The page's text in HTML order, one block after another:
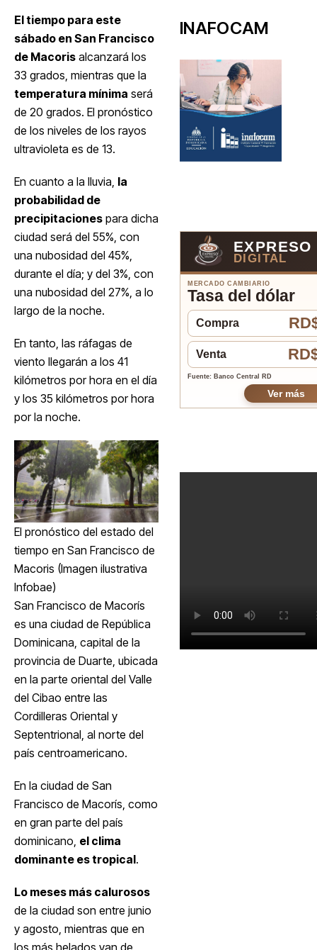
El tiempo para este
sábado en San Francisco
de Macoris alcanzará los
33 grados, mientras que la
temperatura mínima será
de 20 grados. El pronóstico
de los niveles de los rayos
ultravioleta es de 13.
En cuanto a la lluvia, la
probabilidad de
precipitaciones para dicha
ciudad será del 55%, con
una nubosidad del 45%,
durante el día; y del 3%, con
una nubosidad del 27%, a lo
largo de la noche.
En tanto, las ráfagas de
viento llegarán a los 41
kilómetros por hora en el día
y los 35 kilómetros por hora
por la noche.
El pronóstico del estado del
tiempo en San Francisco de
Macoris (Imagen ilustrativa
Infobae)
San Francisco de Macorís
es una ciudad de República
Dominicana, capital de la
provincia de Duarte, ubicada
en la parte oriental del Valle
del Cibao entre las
Cordilleras Oriental y
Septentrional, al norte del
país centroamericano.
En la ciudad de San
Francisco de Macorís, como
en gran parte del país
dominicano, el clima
dominante es tropical.
Lo meses más calurosos
de la ciudad son entre junio
y agosto, mientras que en
INAFOCAM
EXPRESO
DIGITAL
MERCADO CAMBIARIO
Tasa del dólar
Compra
Venta
Fuente: Banco Central RD
Ver más